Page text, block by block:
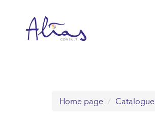
contenu
Home page Catalogue